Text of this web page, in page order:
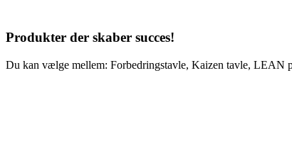
Produkter der skaber succes!
Du kan vælge mellem: Forbedringstavle, Kaizen tavle, LEAN